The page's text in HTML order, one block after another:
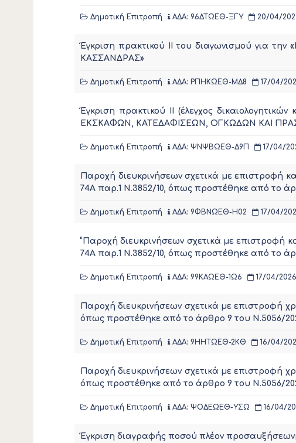
Δημοτική Επιτροπή ΑΔΑ: 96ΔΤΩΕΘ-ΞΓΥ 20/04/
Έγκριση πρακτικού ΙI του διαγωνισμού
ΚΑΣΣΑΝΔΡΑΣ»
Δημοτική Επιτροπή ΑΔΑ: ΡΠΗΚΩΕΘ-ΜΔ8 17/04/
Έγκριση πρακτικού ΙΙ (έλεγχος
ΕΚΣΚΑΦΩΝ, ΚΑΤΕΔΑΦΙΣΕΩΝ, ΟΓΚΩΔΩΝ ΚΑΙ
Δημοτική Επιτροπή ΑΔΑ: ΨΝΨΒΩΕΘ-Δ9Π 17/04/
Παροχή διευκρινήσεων σχετικά με
74Α παρ.1 Ν.3852/10, όπως προστέθηκε από το
Δημοτική Επιτροπή ΑΔΑ: 9ΦΒΝΩΕΘ-Η02 17/04/
“Παροχή διευκρινήσεων σχετικά με
74Α παρ.1 Ν.3852/10, όπως προστέθηκε από το
Δημοτική Επιτροπή ΑΔΑ: 99ΚΑΩΕΘ-1Ω6 17/04/2026
Παροχή διευκρινήσεων σχετικά με επιστροφή
όπως προστέθηκε από το άρθρο 9 του Ν.5056/
Δημοτική Επιτροπή ΑΔΑ: 9ΗΗΤΩΕΘ-2ΚΘ 16/04/
Παροχή διευκρινήσεων σχετικά με επιστροφή
όπως προστέθηκε από το άρθρο 9 του Ν.5056/
Δημοτική Επιτροπή ΑΔΑ: ΨΟΔΕΩΕΘ-ΥΣΩ 16/04/
Έγκριση διαγραφής ποσού πλέον